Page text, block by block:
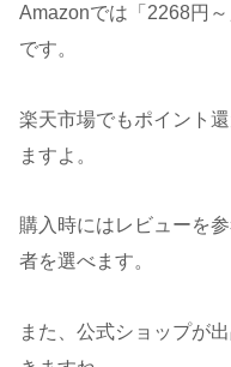
Amazonでは「2268円
です。
楽天市場でもポイント
ますよ。
購入時にはレビューを
者を選べます。
また、公式ショップが